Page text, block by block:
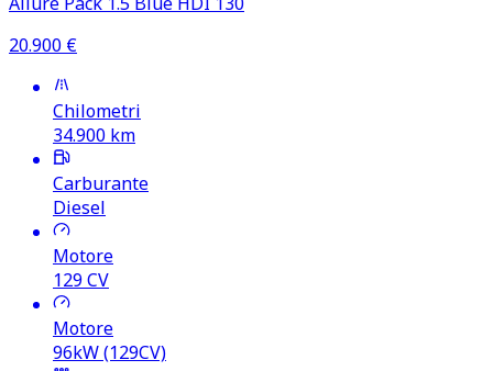
20.900 €
Chilometri
34.900 km
Carburante
Diesel
Motore
129CV
Motore
96kW (129CV)